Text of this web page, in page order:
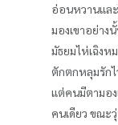
อ่อนหวานแล
มองเขาอย่าง
มัธยมไห่เฉิงห
ตักตกหลุมรักไ
แต่คนมีตามอง
คนเดียว ขณะ